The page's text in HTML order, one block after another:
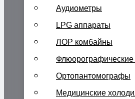
Аудиометры
LPG аппараты
ЛОР комбайны
Ортопантомографы
Медицинские